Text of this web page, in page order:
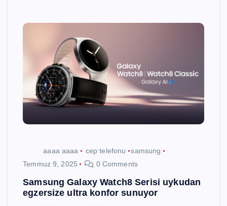
aaaa aaaa cep telefonu
samsung
Temmuz 9, 2025
0 Comments
Samsung Galaxy Watch8 Serisi uykudan
egzersize ultra konfor sunuyor